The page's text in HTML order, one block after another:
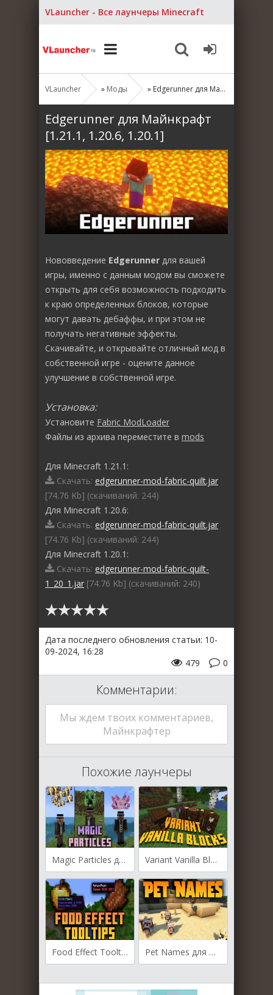
VLauncher - Все лаунчеры Minecraft
VLauncher » Моды » Edgerunner для Майнкрафт [1.21.1, 1.20.6, 1.20.1]
Edgerunner для Майнкрафт
[1.21.1, 1.20.6, 1.20.1]
Нововведение Edgerunner для вашей
игры, именно с данным модом вы сможете
открыть для себя возможность подходить
к краю определенных блоков, которые
могут давать дебаффы, и при этом не
получать негативные эффекты.
Скачивайте, и открывайте отличный мод в
собственной игре - оцените данное
улучшение в собственной игре.
Установка:
Установите Fabric ModLoader
Файлы из архива переместите в mods
Для Minecraft 1.21.1:
Скачать: edgerunner-mod-fabric-quilt.jar
[74.76 Kb] (cкачиваний: 244)
Для Minecraft 1.20.6:
Скачать: edgerunner-mod-fabric-quilt.jar
[74.76 Kb] (cкачиваний: 244)
Для Minecraft 1.20.1:
Скачать: edgerunner-mod-fabric-quilt-
1_20_1.jar [74.76 Kb] (cкачиваний: 240)
Дата последнего обновления статьи: 10-
09-2024, 16:28
0
479
Комментарии:
Мы ждем твоих комментариев,
Майнкрафтер
Похожие лаунчеры
Magic Particles для Майнкрафт [1.21, 1.20.6, 1.20.1] Variant Vanilla Blocks для Майнкрафт [1.21, 1.20.4, 1.20.2]
Food Effect Tooltips для Майнкрафт [1.20.2, 1.20.1, 1.20] Pet Names для Майнкрафт [1.20, 1.19.4, 1.19.3]